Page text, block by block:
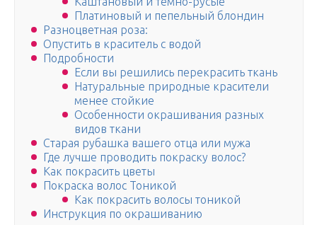
Платиновый и пепельный блондин
Разноцветная роза:
Опустить в краситель с водой
Подробности
Если вы решились перекрасить ткань
Натуральные природные красители
менее стойкие
Особенности окрашивания разных
видов ткани
Старая рубашка вашего отца или мужа
Где лучше проводить покраску волос?
Как покрасить цветы
Покраска волос Тоникой
Как покрасить волосы тоникой
Инструкция по окрашиванию